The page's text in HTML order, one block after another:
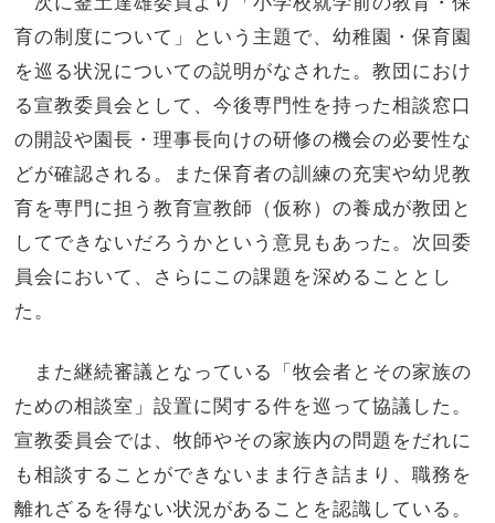
育の制度について」という主題で、幼稚園・保育園
を巡る状況についての説明がなされた。教団におけ
る宣教委員会として、今後専門性を持った相談窓口
の開設や園長・理事長向けの研修の機会の必要性な
どが確認される。また保育者の訓練の充実や幼児教
育を専門に担う教育宣教師（仮称）の養成が教団と
してできないだろうかという意見もあった。次回委
員会において、さらにこの課題を深めることとし
た。
また継続審議となっている「牧会者とその家族の
ための相談室」設置に関する件を巡って協議した。
宣教委員会では、牧師やその家族内の問題をだれに
も相談することができないまま行き詰まり、職務を
離れざるを得ない状況があることを認識している。